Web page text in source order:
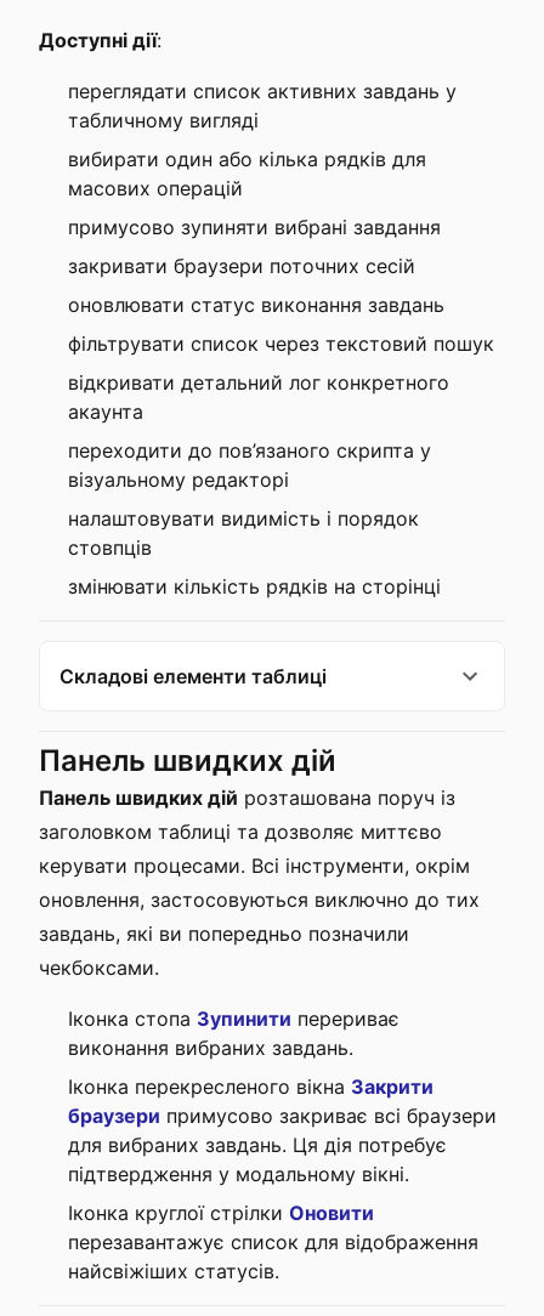
Доступні дії:
переглядати список активних завдань у
табличному вигляді
вибирати один або кілька рядків для
масових операцій
примусово зупиняти вибрані завдання
закривати браузери поточних сесій
оновлювати статус виконання завдань
фільтрувати список через текстовий пошук
відкривати детальний лог конкретного
акаунта
переходити до пов’язаного скрипта у
візуальному редакторі
налаштовувати видимість і порядок
стовпців
змінювати кількість рядків на сторінці
Складові елементи таблиці
Панель швидких дій
Панель швидких дій розташована поруч із
заголовком таблиці та дозволяє миттєво
керувати процесами. Всі інструменти, окрім
оновлення, застосовуються виключно до тих
завдань, які ви попередньо позначили
чекбоксами.
Іконка стопа Зупинити перериває
виконання вибраних завдань.
Іконка перекресленого вікна Закрити
браузери примусово закриває всі браузери
для вибраних завдань. Ця дія потребує
підтвердження у модальному вікні.
Іконка круглої стрілки Оновити
перезавантажує список для відображення
найсвіжіших статусів.